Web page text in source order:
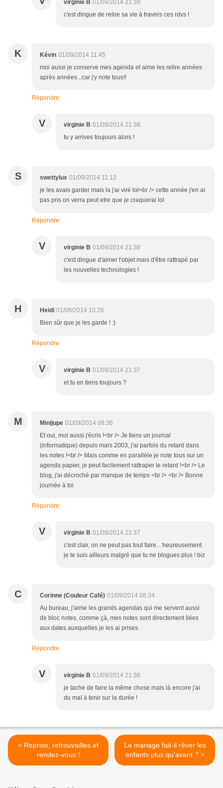
virginie B 01/09/2014 21:39
c'est dingue de relire sa vie à travers ces rdvs !
K Kévin 01/09/2014 11:45
moi aussi je conserve mes agenda et aime les relire années
après années...car j'y note tous!!
Répondre
V virginie B 01/09/2014 21:38
tu y arrives toujours alors !
S swettylux 01/09/2014 11:12
je les avais garder mais la j'ai viré lol<br /> cette année j'en ai
pas pris on verra peut etre que je craquerai lol
Répondre
V virginie B 01/09/2014 21:38
c'est dingue d'aimer l'objet mais d'être rattrapé par
les nouvelles technologies !
H Heidi 01/09/2014 10:26
Bien sûr que je les garde ! :)
Répondre
V virginie B 01/09/2014 21:37
et tu en tiens toujours ?
M Minijupe 01/09/2014 08:36
Et oui, moi aussi j'écris !<br /> Je tiens un journal
(informatique) depuis mars 2003, j'ai parfois du retard dans
les notes !<br /> Mais comme en parallèle je note tous sur un
agenda papier, je peut facilement rattraper le retard !<br /> Le
blog, j'ai décroché par manque de temps <br /> <br /> Bonne
journée à toi
Répondre
V virginie B 01/09/2014 21:37
c'est clair, on ne peut pas tout faire... heureusement
je te suis ailleurs malgré que tu ne blogues plus ! biz
C Corinne (Couleur Café) 01/09/2014 08:34
Au bureau, j'aime les grands agendas qui me servent aussi
de bloc notes, comme çà, mes notes sont directement liées
aux dates auxquelles je les ai prises.
Répondre
V virginie B 01/09/2014 21:36
je tache de faire la même chose mais là encore j'ai
du mal à tenir sur la durée !
< Reprise, retrouvailles et
rendez-vous !
Le mariage fait-il rêver les
enfants plus qu'avant ? >